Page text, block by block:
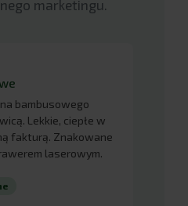
marketingu.
bambusowego
Lekkie, ciepłe w
fakturą. Znakowane
laserowym.